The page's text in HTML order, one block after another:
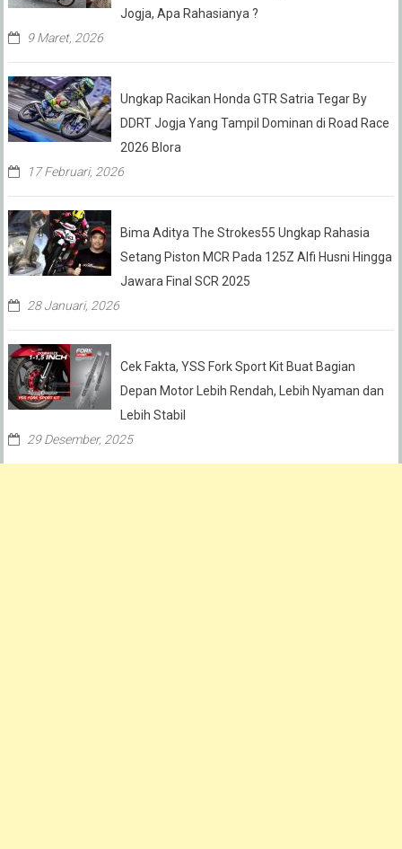
Jogja, Apa Rahasianya ?
9 Maret, 2026
Ungkap Racikan Honda GTR Satria Tegar By
DDRT Jogja Yang Tampil Dominan di Road Race
2026 Blora
17 Februari, 2026
Bima Aditya The Strokes55 Ungkap Rahasia
Setang Piston MCR Pada 125Z Alfi Husni Hingga
Jawara Final SCR 2025
28 Januari, 2026
Cek Fakta, YSS Fork Sport Kit Buat Bagian
Depan Motor Lebih Rendah, Lebih Nyaman dan
Lebih Stabil
29 Desember, 2025